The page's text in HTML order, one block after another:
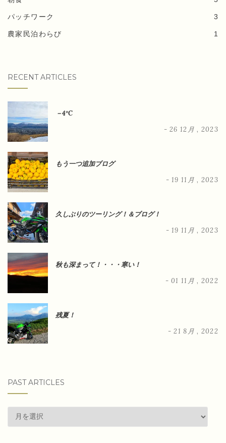
パッチワーク 3
農家民泊わらび 1
RECENT ARTICLES
－4°C
- 26 12月 , 2023
もう一つ追加ブログ
- 19 11月 , 2023
久しぶりのツーリング！＆ブログ！
- 19 11月 , 2023
秋も深まって！・・・寒い！
- 01 11月 , 2022
残夏！
- 21 8月 , 2022
PAST ARTICLES
past
articles